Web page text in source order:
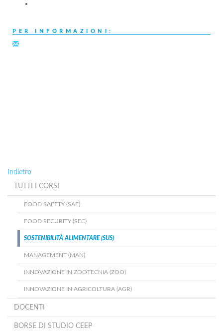
PER INFORMAZIONI:
Indietro
TUTTI I CORSI
FOOD SAFETY (SAF)
FOOD SECURITY (SEC)
SOSTENIBILITÀ ALIMENTARE (SUS)
MANAGEMENT (MAN)
INNOVAZIONE IN ZOOTECNIA (ZOO)
INNOVAZIONE IN AGRICOLTURA (AGR)
DOCENTI
BORSE DI STUDIO CEEP